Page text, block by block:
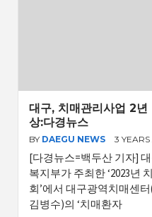
대구, 치매관리사업 2
상:다경뉴스
BY DAEGU NEWS 3
[다경뉴스=백두산 기자]
복지부가 주최한 ‘2023년
회’에서 대구광역치매센
김병수)의 ‘치매환자